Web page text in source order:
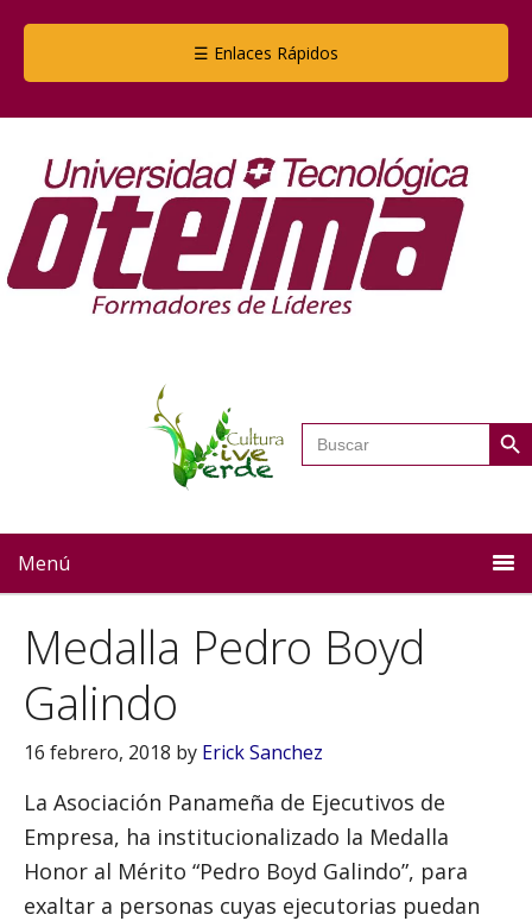
☰ Enlaces Rápidos
Buscar: Botón
Menú
Medalla Pedro Boyd
Galindo
16 febrero, 2018 by Erick Sanchez
La Asociación Panameña de Ejecutivos de
Empresa, ha institucionalizado la Medalla
Honor al Mérito “Pedro Boyd Galindo”, para
exaltar a personas cuyas ejecutorias puedan